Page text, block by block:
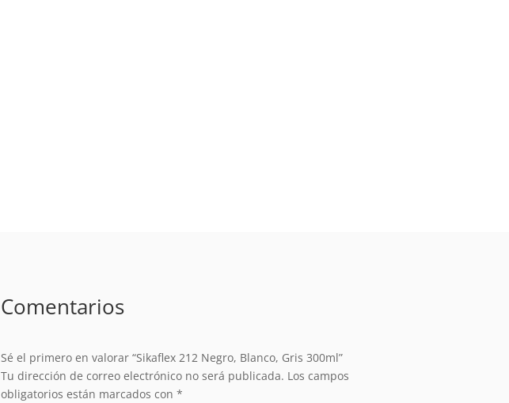
Comentarios
Sé el primero en valorar “Sikaflex 212 Negro, Blanco, Gris 300ml”
Tu dirección de correo electrónico no será publicada. Los campos
obligatorios están marcados con *